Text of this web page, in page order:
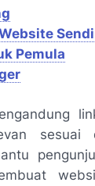
Pemula
sesuai